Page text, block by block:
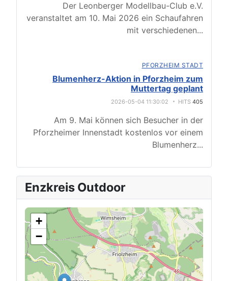
Der Leonberger Modellbau-Club e.V.
veranstaltet am 10. Mai 2026 ein Schaufahren
mit verschiedenen...
PFORZHEIM STADT
Blumenherz-Aktion in Pforzheim zum
Muttertag geplant
2026-05-04 11:30:02 HITS 405
Am 9. Mai können sich Besucher in der
Pforzheimer Innenstadt kostenlos vor einem
Blumenherz...
Enzkreis Outdoor
+
−